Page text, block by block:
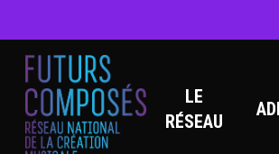
LE
RÉSEAU